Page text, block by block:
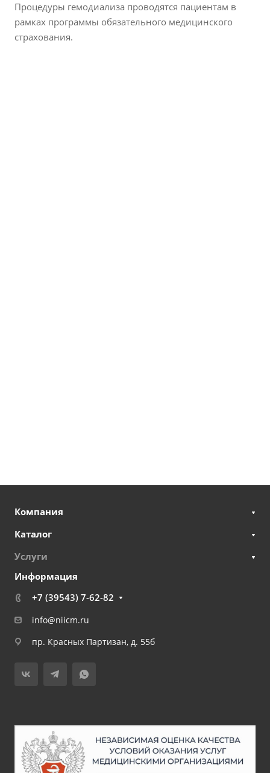
Процедуры гемодиализа проводятся пациентам в
рамках программы обязательного медицинского
страхования.
Компания
Каталог
Услуги
Информация
+7 (39543) 7-62-82
info@niicm.ru
пр. Красных Партизан, д. 55б